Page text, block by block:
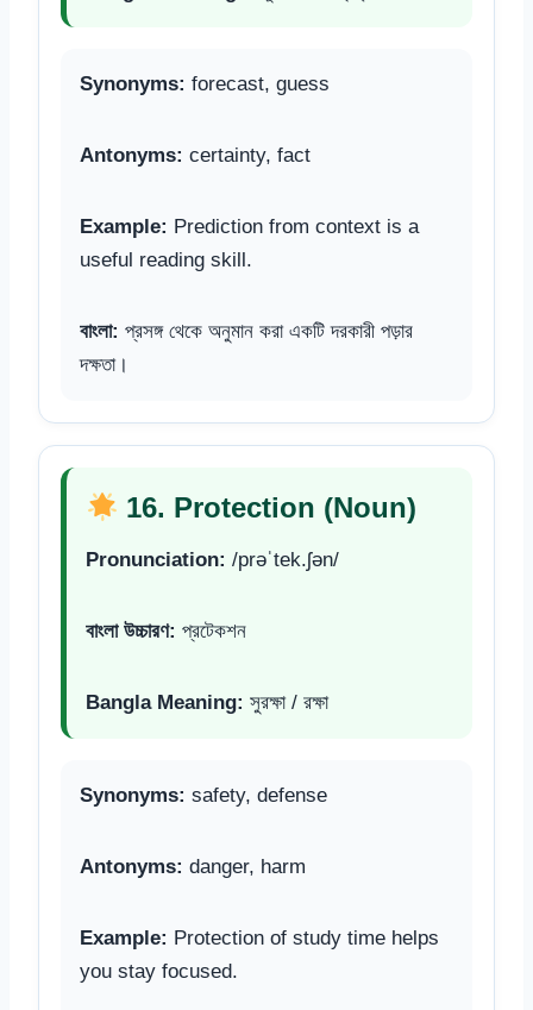
Synonyms: forecast, guess
Antonyms: certainty, fact
Example: Prediction from context is a
useful reading skill.
বাংলা: প্রসঙ্গ থেকে অনুমান করা একটি দরকারী পড়ার
দক্ষতা।
16. Protection (Noun)
Pronunciation: /prəˈtek.ʃən/
বাংলা উচ্চারণ: প্রটেকশন
Bangla Meaning: সুরক্ষা / রক্ষা
Synonyms: safety, defense
Antonyms: danger, harm
Example: Protection of study time helps
you stay focused.